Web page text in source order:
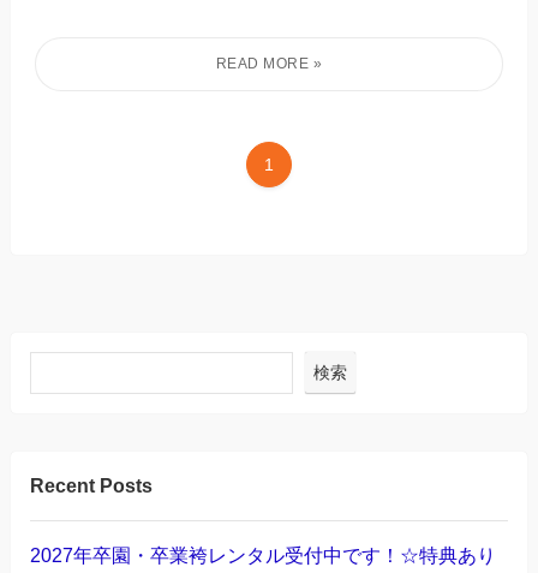
1
検索
Recent Posts
2027年卒園・卒業袴レンタル受付中です！☆特典あり